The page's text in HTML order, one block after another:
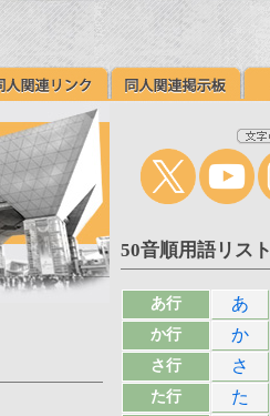
50音順用語リスト
あ行 あ
か行 か
さ行 さ
た行 た